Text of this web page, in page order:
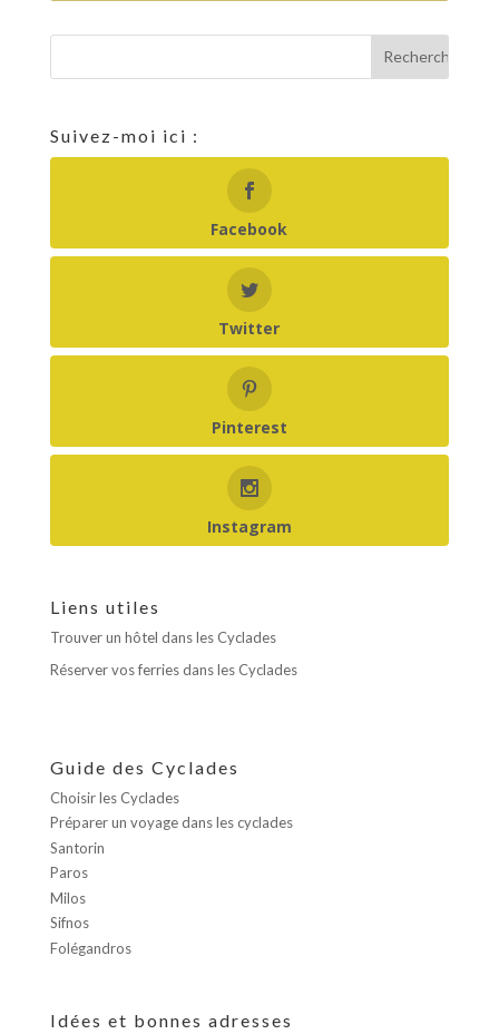
Suivez-moi ici :
Facebook
Twitter
Pinterest
Instagram
Liens utiles
Trouver un hôtel dans les Cyclades
Réserver vos ferries dans les Cyclades
Guide des Cyclades
Choisir les Cyclades
Préparer un voyage dans les cyclades
Santorin
Paros
Milos
Sifnos
Folégandros
Idées et bonnes adresses